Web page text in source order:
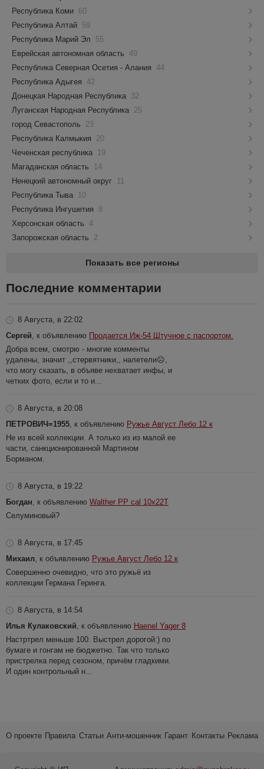
Республика Коми 60
Республика Алтай 59
Республика Марий Эл
55
Еврейская автономная область 49
Республика Северная Осетия - Алания 44
Республика Адыгея 42
Донецкая Народная Республика 32
Луганская Народная Республика 25
город Севастополь
23
Республика Калмыкия
20
Чеченская республика 19
Магаданская область
14
Ненецкий автономный округ 11
Республика Тыва 10
Республика Ингушетия
8
Херсонская область 4
Запорожская область
2
Показать все регионы
Последние комментарии
8 Августа, в 22:02
Сергей , к объявлению Продается Иж-54 Штучное с паспортом.
Добра всем, смотрю - многие комменты
удалены, значит ,,стервятники,, налетели☹️,
что могу сказать, в объяве нехватает инфы, и
четких фото, если и то и...
8 Августа, в 20:08
ПЕТРОВИЧ=1955 , к объявлению Ружье Август Лебо 12 к
Не из всей коллекции. А только из из малой ее
части, санкционированной Мартином
Борманом.
8 Августа, в 19:22
Богдан , к объявлению Walther PP cal 10x22T
Селуминовый?
8 Августа, в 17:45
Михаил , к объявлению Ружье Август Лебо 12 к
Совершенно очевидно, что это ружьё из
коллекции Германа Геринга.
8 Августа, в 14:54
Илья Кулаковский , к объявлению Haenel Yager 8
Настртрел меньше 100. Выстрел дорогой:) по
бумаге и гонгам не бюджетно. Так что только
пристрелка перед сезоном, причём гладкими.
И один контрольный н...
О проекте Правила Статьи Анти-мошенник Гарант Контакты Реклама